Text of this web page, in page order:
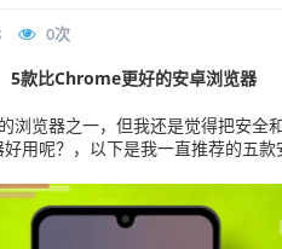
0次
5款比Chrome更好的安卓浏览器
浏览器之一，但我还是觉得把安全
用呢？，以下是我一直推荐的五款